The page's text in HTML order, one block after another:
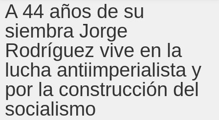
A 44 años de su
siembra Jorge
Rodríguez vive en la
lucha antiimperialista y
por la construcción del
socialismo